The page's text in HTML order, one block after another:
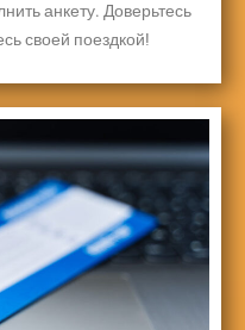
анкету. Доверьтесь
своей поездкой!